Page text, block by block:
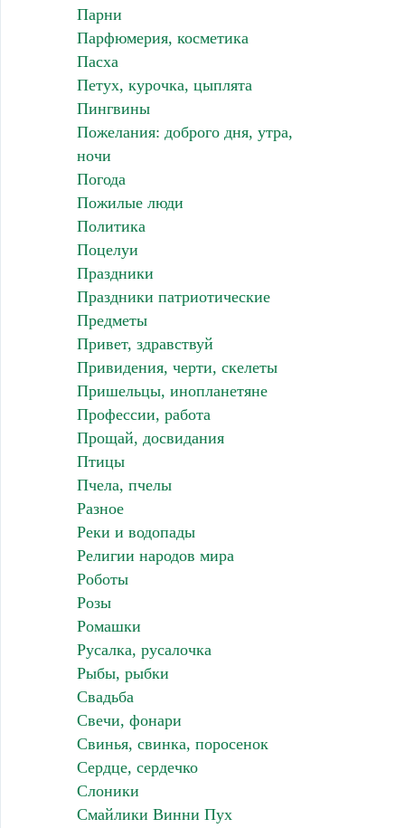
Парни
Парфюмерия, косметика
Пасха
Петух, курочка, цыплята
Пингвины
Пожелания: доброго дня, утра,
ночи
Погода
Пожилые люди
Политика
Поцелуи
Праздники
Праздники патриотические
Предметы
Привет, здравствуй
Привидения, черти, скелеты
Пришельцы, инопланетяне
Профессии, работа
Прощай, досвидания
Птицы
Пчела, пчелы
Разное
Реки и водопады
Религии народов мира
Роботы
Розы
Ромашки
Русалка, русалочка
Рыбы, рыбки
Свадьба
Свечи, фонари
Свинья, свинка, поросенок
Сердце, сердечко
Слоники
Смайлики Винни Пух